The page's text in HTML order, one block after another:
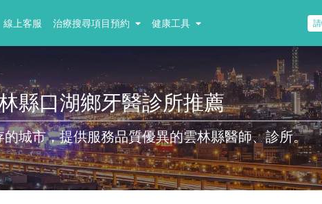
線上客服 治療搜尋項目預約 健康工具
縣口湖鄉牙醫診所推薦
城市，提供服務品質優異的雲林縣醫師、診所。